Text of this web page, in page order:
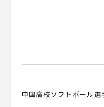
中国高校ソフトボール